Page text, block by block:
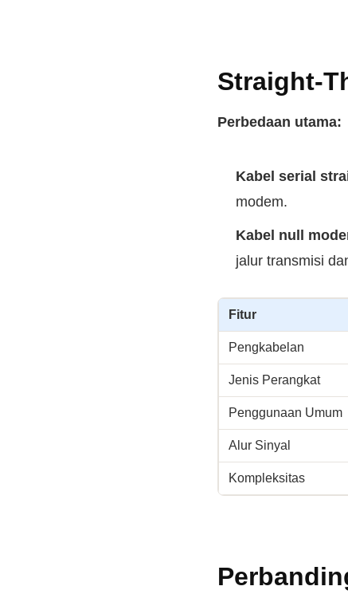
Straight-
Perbedaan utama:
Kabel serial
modem.
Kabel null
jalur transmisi
Fitur
Pengkabelan
Jenis Perangkat
Penggunaan Umum
Alur Sinyal
Kompleksitas